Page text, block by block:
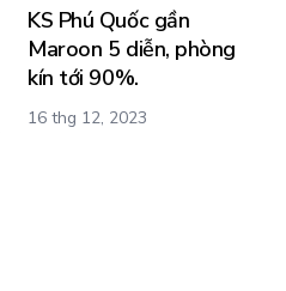
KS Phú Quốc gần
Maroon 5 diễn, phòng
kín tới 90%.
16 thg 12, 2023